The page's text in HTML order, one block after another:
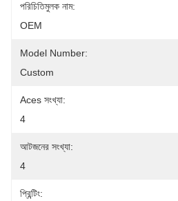
পরিচিতিমুলক নাম:
OEM
Model Number:
Custom
Aces সংখ্যা:
4
আটজনের সংখ্যা:
4
প্রিন্টিং: